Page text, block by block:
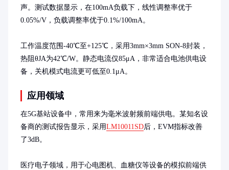
声。测试数据显示，在100mA负载下，线性调整率优于
0.05%/V，负载调整率优于0.1%/100mA。
工作温度范围-40℃至+125℃，采用3mm×3mm SON-8封装，
热阻θJA为42℃/W。静态电流仅85μA，非常适合电池供电设
备，关机模式电流更可低至0.1μA。
应用领域
在5G基站设备中，常用来为毫米波射频前端供电。某知名设
备商的测试报告显示，采用LM10011SD后，EVM指标改善
了3dB。
医疗电子领域，用于心电图机、血糖仪等设备的模拟前端供